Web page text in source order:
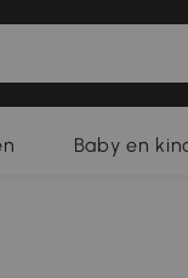
Baby en